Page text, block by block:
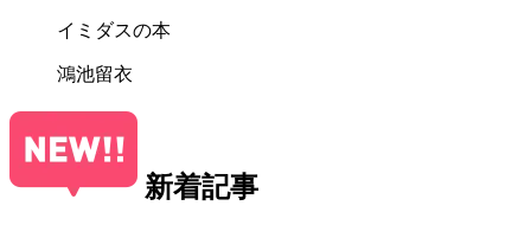
イミダスの本
鴻池留衣
新着記事